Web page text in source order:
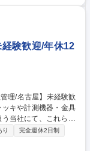
しては滋賀県内がメ
格/能力/ご経験に応じ
経験歓迎/年休12
当社にて、これら製
測機器設定等)から業
り
完全週休2日制